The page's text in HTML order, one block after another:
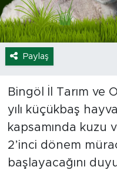
Paylaş
Bingöl İl Tarım ve
yılı küçükbaş
kapsamında kuzu
2’inci dönem
başlayacağını
Ekonomi
Hava Durumu
Tavz Der
Bingöl Kaza